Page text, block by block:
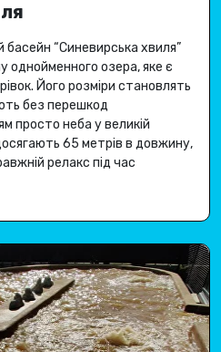
басейн “Синевирська хвиля”
однойменного озера, яке є
Його розміри становлять
без перешкод
просто неба у великій
65 метрів в довжину,
релакс під час